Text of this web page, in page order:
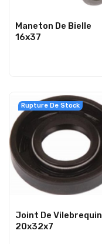
Maneton De Bielle
16x37
Rupture De Stock
Joint De Vilebrequin
20x32x7